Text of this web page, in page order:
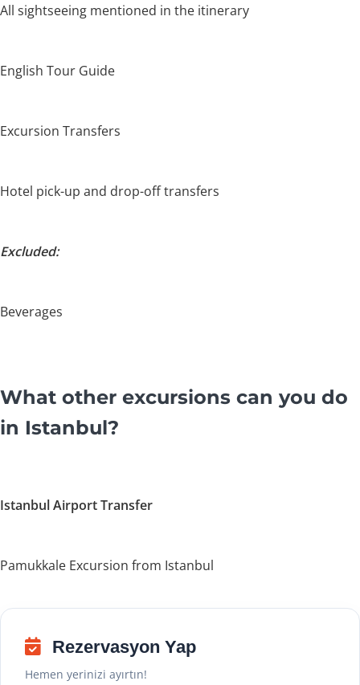
All sightseeing mentioned in the itinerary
English Tour Guide
Excursion Transfers
Hotel pick-up and drop-off transfers
Excluded:
Beverages
What other excursions can you do
in Istanbul?
Istanbul Airport Transfer
Pamukkale Excursion from Istanbul
Rezervasyon Yap
Hemen yerinizi ayırtın!